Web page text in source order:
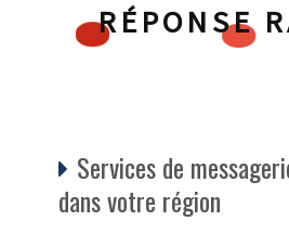
RÉPONSE
Services de
dans votre région